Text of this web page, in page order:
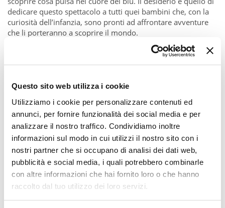
Questo sito web utilizza i cookie
Utilizziamo i cookie per personalizzare contenuti ed
annunci, per fornire funzionalità dei social media e per
analizzare il nostro traffico. Condividiamo inoltre
informazioni sul modo in cui utilizzi il nostro sito con i
nostri partner che si occupano di analisi dei dati web,
pubblicità e social media, i quali potrebbero combinarle
con altre informazioni che hai fornito loro o che hanno
raccolto dal tuo utilizzo dei loro servizi.
dedicare questo spettacolo a tutti quei bambini che, con la
curiosità dell’infanzia, sono pronti ad affrontare avventure
che li porteranno a scoprire il mondo.